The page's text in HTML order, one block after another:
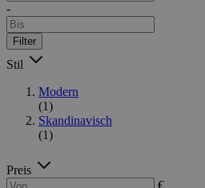
-
Filter
Stil
Modern
(1)
Skandinavisch
(1)
Preis
€